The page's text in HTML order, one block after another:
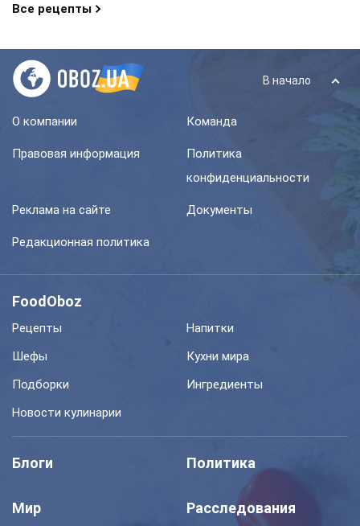
Все рецепты
В начало
О компании Команда
Правовая информация
Политика
конфиденциальности
Реклама на сайте Документы
Редакционная политика
FoodOboz
Рецепты
Напитки
Шефы
Кухни мира
Подборки
Ингредиенты
Новости кулинарии
Блоги Политика
Мир Расследования